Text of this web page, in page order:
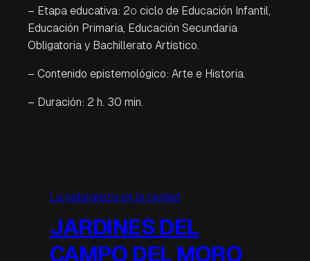
– Etapa educativa: 2º ciclo de Educación Infantil,
Educación Primaria, Educación Secundaria
Obligatoria y Bachillerato Artístico.
– Contenido epistemológico: Arte e Historia.
– Duración: 2 h. 30 min.
La naturaleza en la ciudad
JARDINES DEL
CAMPO DEL MORO